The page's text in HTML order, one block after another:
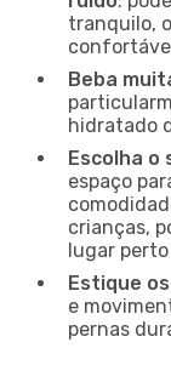
tranquilo,
Beba
hidratado
Escolha o
espaço
crianças,
lugar
Estique
e
pernas